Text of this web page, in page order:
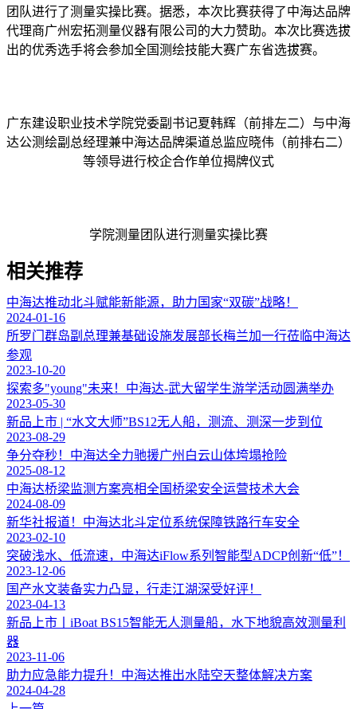
团队进行了测量实操比赛。据悉，本次比赛获得了中海达品牌
代理商广州宏拓测量仪器有限公司的大力赞助。本次比赛选拔
出的优秀选手将会参加全国测绘技能大赛广东省选拔赛。
广东建设职业技术学院党委副书记夏韩辉（前排左二）与中海
达公测绘副总经理兼中海达品牌渠道总监应晓伟（前排右二）
等领导进行校企合作单位揭牌仪式
学院测量团队进行测量实操比赛
相关推荐
中海达推动北斗赋能新能源，助力国家“双碳”战略！
2024-01-16
所罗门群岛副总理兼基础设施发展部长梅兰加一行莅临中海达
参观
2023-10-20
探索多"young"未来！中海达-武大留学生游学活动圆满举办
2023-05-30
新品上市 | “水文大师”BS12无人船，测流、测深一步到位
2023-08-29
争分夺秒！中海达全力驰援广州白云山体垮塌抢险
2025-08-12
中海达桥梁监测方案亮相全国桥梁安全运营技术大会
2024-08-09
新华社报道！中海达北斗定位系统保障铁路行车安全
2023-02-10
突破浅水、低流速，中海达iFlow系列智能型ADCP创新“低”！
2023-12-06
国产水文装备实力凸显，行走江湖深受好评！
2023-04-13
新品上市丨iBoat BS15智能无人测量船，水下地貌高效测量利
器
2023-11-06
助力应急能力提升！中海达推出水陆空天整体解决方案
2024-04-28